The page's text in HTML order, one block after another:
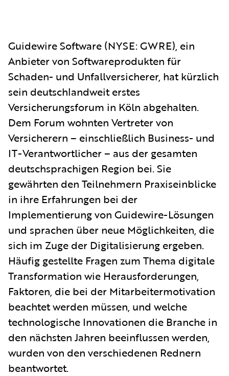
Guidewire Software (NYSE: GWRE), ein
Anbieter von Softwareprodukten für
Schaden- und Unfallversicherer, hat kürzlich
sein deutschlandweit erstes
Versicherungsforum in Köln abgehalten.
Dem Forum wohnten Vertreter von
Versicherern – einschließlich Business- und
IT-Verantwortlicher – aus der gesamten
deutschsprachigen Region bei. Sie
gewährten den Teilnehmern Praxiseinblicke
in ihre Erfahrungen bei der
Implementierung von Guidewire-Lösungen
und sprachen über neue Möglichkeiten, die
sich im Zuge der Digitalisierung ergeben.
Häufig gestellte Fragen zum Thema digitale
Transformation wie Herausforderungen,
Faktoren, die bei der Mitarbeitermotivation
beachtet werden müssen, und welche
technologische Innovationen die Branche in
den nächsten Jahren beeinflussen werden,
wurden von den verschiedenen Rednern
beantwortet.